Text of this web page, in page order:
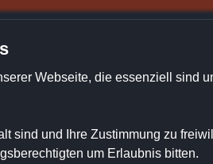
Webseite, die essenziell sind
sind und Ihre Zustimmung zu
um Erlaubnis bitten.